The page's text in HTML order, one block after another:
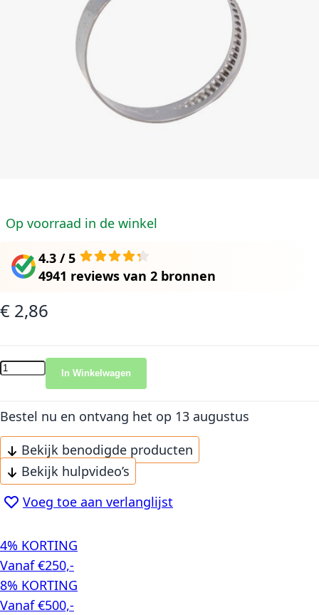
Op voorraad in de winkel
4.3 / 5
4941 reviews van 2 bronnen
€ 2,86
In Winkelwagen
Bestel nu en ontvang het op 13 augustus
Bekijk benodigde producten
Bekijk hulpvideo’s
Voeg toe aan verlanglijst
4% KORTING
Vanaf €250,-
8% KORTING
Vanaf €500,-